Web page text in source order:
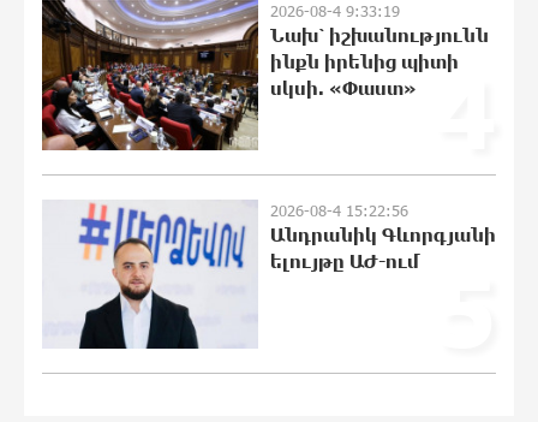
Սիցիլիայի օդանավակայանը փակվել
է Էթնա հրաբխի ժայթքման
պատճառով
Հետվճարի փոխարեն՝
արժանապատիվ և ֆիքսված թոշակ․
ինչու է գործող համակարգը
սոցիալական անարդարության խնդիր
ստեղծում. Հրայր Կամենդատյան
4
2026-08-4 9:33:19
Նախ՝ իշխանությունն
ինքն իրենից պիտի
սկսի. «Փաստ»
2026-08-4 15:22:56
Անդրանիկ Գևորգյանի
ելույթը ԱԺ-ում